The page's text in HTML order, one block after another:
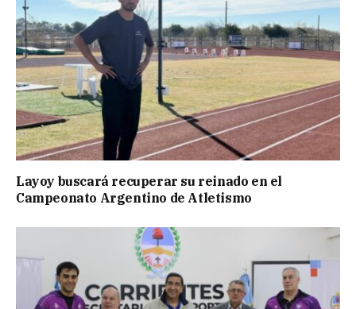
Layoy buscará recuperar su reinado en el
Campeonato Argentino de Atletismo